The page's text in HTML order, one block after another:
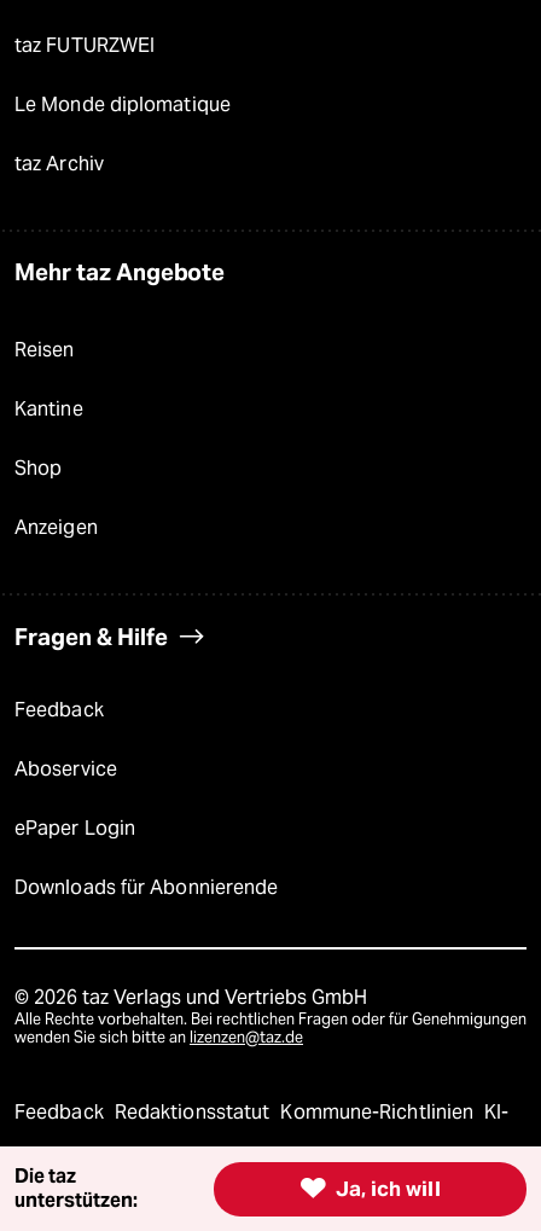
taz FUTURZWEI
Le Monde diplomatique
taz Archiv
Mehr taz Angebote
Reisen
Kantine
Shop
Anzeigen
Fragen & Hilfe
Feedback
Aboservice
ePaper Login
Downloads für Abonnierende
© 2026 taz Verlags und Vertriebs GmbH
Alle Rechte vorbehalten. Bei rechtlichen Fragen oder für Genehmigungen
wenden Sie sich bitte an lizenzen@taz.de
Feedback Redaktionsstatut Kommune-Richtlinien KI-
Leitlinie Datenschutz
 Ja, ich will
Die taz
unterstützen: